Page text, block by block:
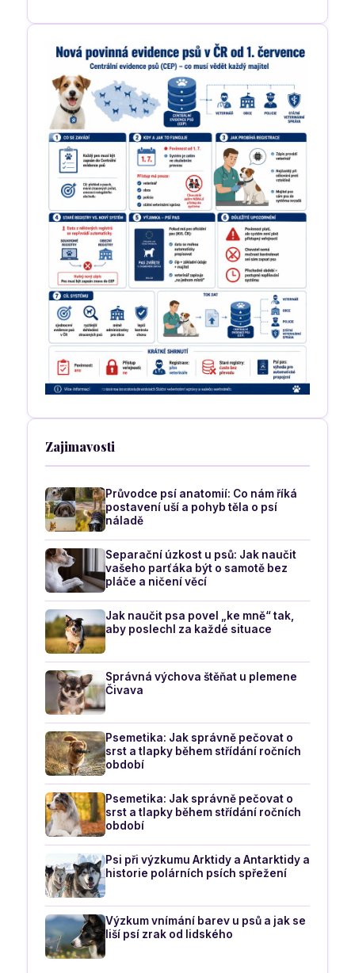
Zajimavosti
Průvodce psí anatomií: Co nám říká
postavení uší a pohyb těla o psí
náladě
Separační úzkost u psů: Jak naučit
vašeho parťáka být o samotě bez
pláče a ničení věcí
Jak naučit psa povel „ke mně“ tak,
aby poslechl za každé situace
Správná výchova štěňat u plemene
Čivava
Psemetika: Jak správně pečovat o
srst a tlapky během střídání ročních
období
Psemetika: Jak správně pečovat o
srst a tlapky během střídání ročních
období
Psi při výzkumu Arktidy a Antarktidy a
historie polárních psích spřežení
Výzkum vnímání barev u psů a jak se
liší psí zrak od lidského